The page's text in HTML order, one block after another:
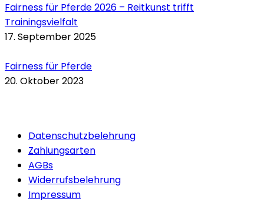
Fairness für Pferde 2026 – Reitkunst trifft
Trainingsvielfalt
17. September 2025
Fairness für Pferde
20. Oktober 2023
Datenschutzbelehrung
Zahlungsarten
AGBs
Widerrufsbelehrung
Impressum